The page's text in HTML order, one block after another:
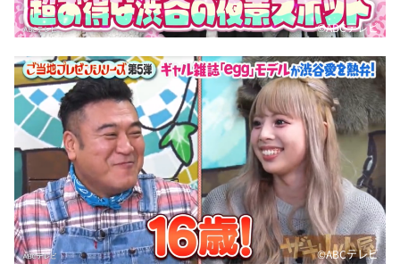
©️ABCテレビ
©️ABCテレビ